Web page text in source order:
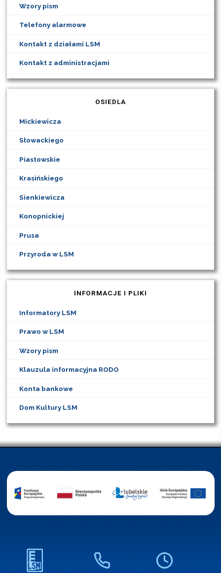
Wzory pism
Telefony alarmowe
Kontakt z działami LSM
Kontakt z administracjami
OSIEDLA
Mickiewicza
Słowackiego
Piastowskie
Krasińskiego
Sienkiewicza
Konopnickiej
Prusa
Przyroda w LSM
INFORMACJE I PLIKI
Informatory LSM
Prawo w LSM
Wzory pism
Klauzula informacyjna RODO
Konta bankowe
Dom Kultury LSM